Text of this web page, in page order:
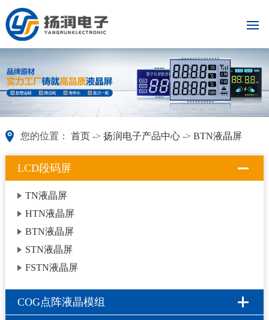
您的位置： 首页-> 扬润电子产品中心-> BTN液晶屏
LCD段码屏
TN液晶屏
HTN液晶屏
BTN液晶屏
STN液晶屏
FSTN液晶屏
COG点阵液晶模组